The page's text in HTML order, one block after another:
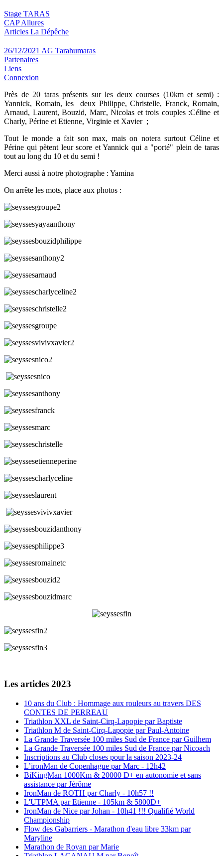
Stage TARAS
CAP Allures
Articles La Dépêche
26/12/2021 AG Tarahumaras
Partenaires
Liens
Connexion
Près de 20 taras présents sur les deux courses (10km et semi) :
Yannick, Romain, les deux Philippe, Christelle, Franck, Romain,
Arnaud, Laurent, Bouzid, Marc, Nicolas et trois couples :Céline et
Charly, Périne et Etienne, Virginie et Xavier ;
Tout le monde a fait son max, mais on notera surtout Céline et
Périne qui pètent leur score et Yannick qui a "porté" plein de taras
tout au long du 10 et du semi !
Merci aussi à notre photographe : Yamina
On arrête les mots, place aux photos :
Les articles 2023
10 ans du Club : Hommage aux rouleurs au travers DES
CONTES DE PERREAU
Triathlon XXL de Saint-Cirq-Lapopie par Baptiste
Triathlon M de Saint-Cirq-Lapopie par Paul-Antoine
La Grande Traversée 100 miles Sud de France par Guilhem
La Grande Traversée 100 miles Sud de France par Nicoach
Inscriptions au Club closes pour la saison 2023-24
L’ironMan de Copenhague par Marc - 12h42
BiKingMan 1000Km & 20000 D+ en autonomie et sans
assistance par Jérôme
IronMan de ROTH par Charly - 10h57 !!
L'UTPMA par Etienne - 105km & 5800D+
IronMan de Nice par Johan - 10h41 !!! Qualifié World
Championship
Flow des Gabarriers - Marathon d'eau libre 33km par
Maryline
Marathon de Royan par Marie